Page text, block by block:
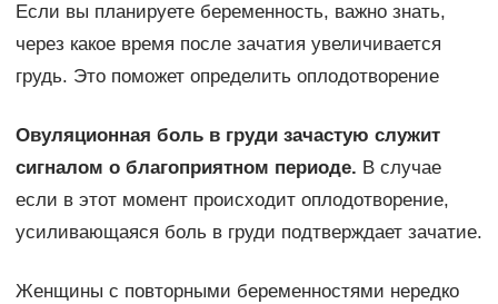
Если вы планируете беременность, важно знать,
через какое время после зачатия увеличивается
грудь. Это поможет определить оплодотворение
Овуляционная боль в груди зачастую служит
сигналом о благоприятном периоде. В случае
если в этот момент происходит оплодотворение,
усиливающаяся боль в груди подтверждает зачатие.
Женщины с повторными беременностями нередко